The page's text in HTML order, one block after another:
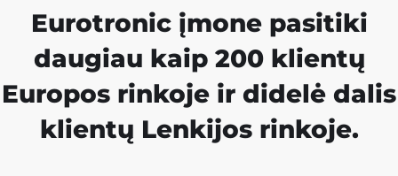
Eurotronic įmone pasitiki
daugiau kaip 200 klientų
Europos rinkoje ir didelė dalis
klientų Lenkijos rinkoje.